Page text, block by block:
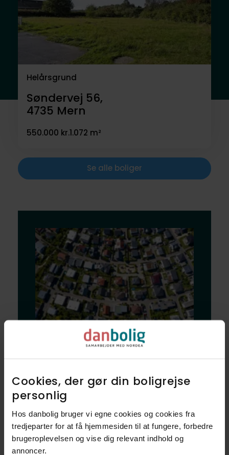
Cookies, der gør din boligrejse
personlig​
Hos danbolig bruger vi egne cookies og cookies fra
tredjeparter for at få hjemmesiden til at fungere, forbedre
brugeroplevelsen og vise dig relevant indhold og
annoncer.​
Helårsgrund
Søndervej 56,
4735 Mern
550.000 kr.1.072 m²
Se alle boliger
Bliv klogere på
dine nye naboer
og dit nye
nabolag
Udforsk vores finmaskede data, og